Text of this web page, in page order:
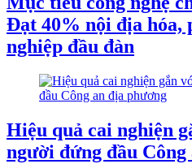
Đạt 40% nội địa hóa,
nghiệp đầu đàn
Hiệu quả cai nghiện
người đứng đầu